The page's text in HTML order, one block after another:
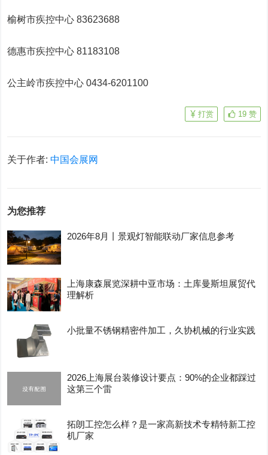
榆树市疾控中心 83623688
德惠市疾控中心 81183108
公主岭市疾控中心 0434-6201100
19 赞
打赏
关于作者:中国会展网
为您推荐
2026年8月丨景观灯智能联动厂家信息参考
上海康森展览深耕中亚市场：土库曼斯坦展贸代
理解析
小批量不锈钢精密件加工，久协机械的行业实践
2026上海展台装修设计要点：90%的企业都踩过
这第三个雷
拓朗工控怎么样？是一家高新技术专精特新工控
机厂家